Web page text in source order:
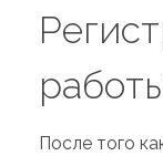
После того